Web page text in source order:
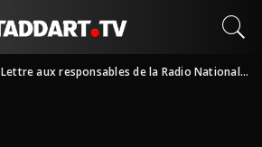
Lettre aux responsables de la Radio Nationale et à l’opinion publique